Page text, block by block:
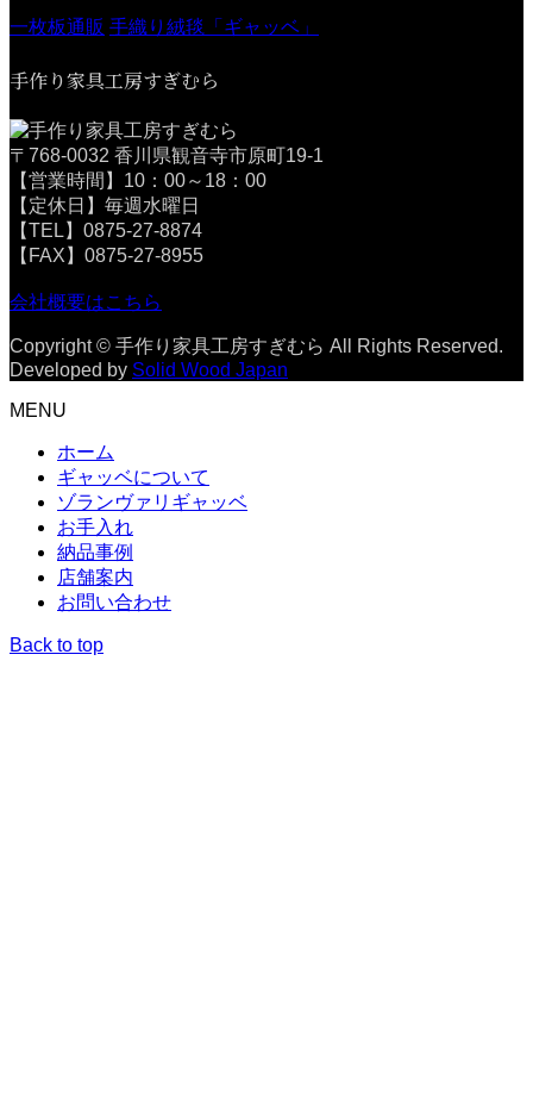
一枚板通販 手織り絨毯「ギャッベ」
手作り家具工房すぎむら
〒768-0032 香川県観音寺市原町19-1
【営業時間】10：00～18：00
【定休日】毎週水曜日
【TEL】0875-27-8874
【FAX】0875-27-8955
会社概要はこちら
Copyright © 手作り家具工房すぎむら All Rights Reserved.
Developed by Solid Wood Japan
MENU
ホーム
ギャッベについて
ゾランヴァリギャッベ
お手入れ
納品事例
店舗案内
お問い合わせ
Back to top